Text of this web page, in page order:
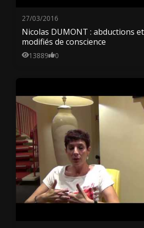
27/03/2016
Nicolas DUMONT : abductions
modifiés de conscience
13889 0